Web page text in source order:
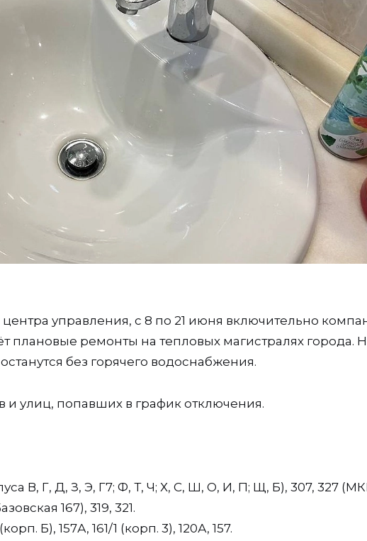
управления, с 8 по 21 июня включительно
плановые ремонты на тепловых магистралях города.
без горячего водоснабжения.
улиц, попавших в график отключения.
В, Г, Д, З, Э, Г7; Ф, Т, Ч; Х, С, Ш, О, И, П; Щ, Б), 307, 327
167), 319, 321.
Б), 157А, 161/1 (корп. 3), 120А, 157.